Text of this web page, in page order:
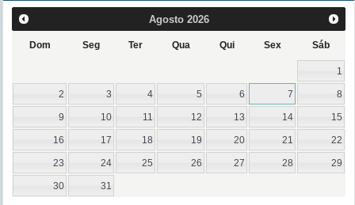
Agosto 2026
Dom Seg Ter Qua Qui Sex Sáb
1
2 3 4 5 6 7 8
9 10 11 12 13 14 15
16 17 18 19 20 21 22
23 24 25 26 27 28 29
30 31